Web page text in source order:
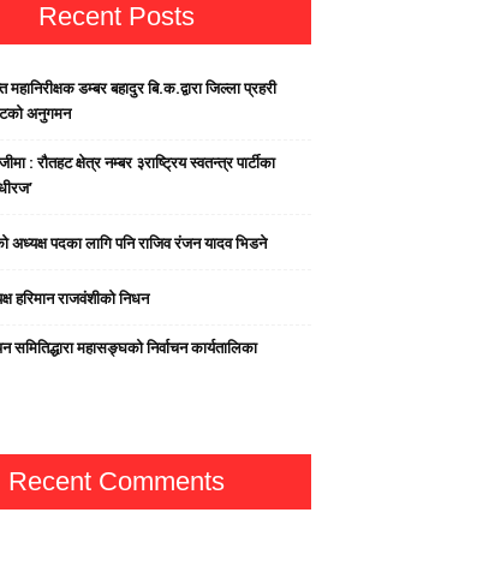
Recent Posts
महानिरीक्षक डम्बर बहादुर बि.क.द्वारा जिल्ला प्रहरी
अनुगमन
: रौतहट क्षेत्र नम्बर ३राष्ट्रिय स्वतन्त्र पार्टीका
अध्यक्ष पदका लागि पनि राजिव रंजन यादव भिडने
हरिमान राजवंशीको निधन
समितिद्धारा महासङ्घको निर्वाचन कार्यतालिका
Recent Comments